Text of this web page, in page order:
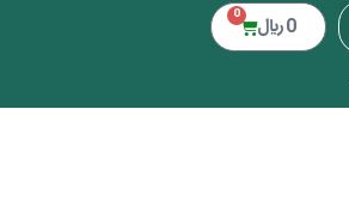
0 ﷼ 0